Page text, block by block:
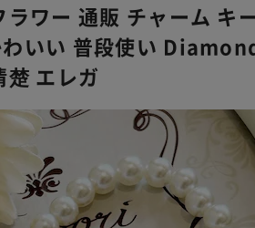
ワー 通販 チャーム キ
わいい 普段使い
楚 エレガ